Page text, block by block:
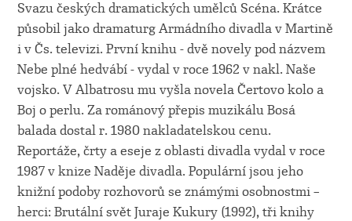
Svazu českých dramatických umělců Scéna. Krátce
působil jako dramaturg Armádního divadla v Martině
i v Čs. televizi. První knihu - dvě novely pod názvem
Nebe plné hedvábí - vydal v roce 1962 v nakl. Naše
vojsko. V Albatrosu mu vyšla novela Čertovo kolo a
Boj o perlu. Za románový přepis muzikálu Bosá
balada dostal r. 1980 nakladatelskou cenu.
Reportáže, črty a eseje z oblasti divadla vydal v roce
1987 v knize Naděje divadla. Populární jsou jeho
knižní podoby rozhovorů se známými osobnostmi –
herci: Brutální svět Juraje Kukury (1992), tři knihy